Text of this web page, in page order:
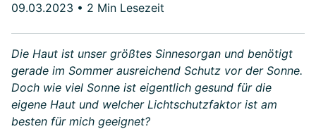
09.03.2023 • 2 Min Lesezeit
Die Haut ist unser größtes Sinnesorgan und benötigt
gerade im Sommer ausreichend Schutz vor der Sonne.
Doch wie viel Sonne ist eigentlich gesund für die
eigene Haut und welcher Lichtschutzfaktor ist am
besten für mich geeignet?